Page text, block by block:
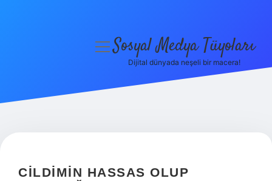
Hakkımızda
menüyüSosyal Medya Tüyoları
Dijital dünyada neşeli bir macera!
CILDIMIN HASSAS OLUP